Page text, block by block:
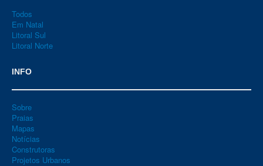
Todos
Em Natal
Litoral Sul
Litoral Norte
INFO
Sobre
Praias
Mapas
Notícias
Construtoras
Projetos Urbanos